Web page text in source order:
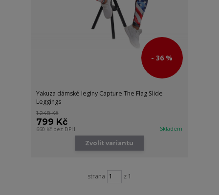
- 36 %
Yakuza dámské legíny Capture The Flag Slide
Leggings
1 248 Kč
799 Kč
660 Kč bez DPH Skladem
Zvolit variantu
strana z 1